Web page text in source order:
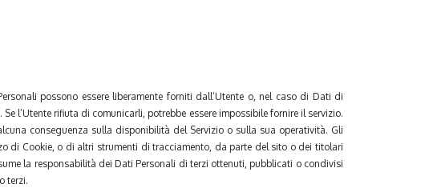
possono essere liberamente forniti dall’Utente o, nel caso di Dati di
l’Utente rifiuta di comunicarli, potrebbe essere impossibile fornire il servizio.
conseguenza sulla disponibilità del Servizio o sulla sua operatività. Gli
di Cookie, o di altri strumenti di tracciamento, da parte del sito o dei titolari
la responsabilità dei Dati Personali di terzi ottenuti, pubblicati o condivisi
terzi.